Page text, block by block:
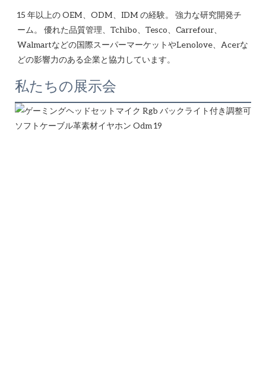
15 年以上の OEM、ODM、IDM の経験。 強力な研究開発チ
ーム。 優れた品質管理、Tchibo、Tesco、Carrefour、
Walmartなどの国際スーパーマーケットやLenolove、Acerな
私たちの展示会